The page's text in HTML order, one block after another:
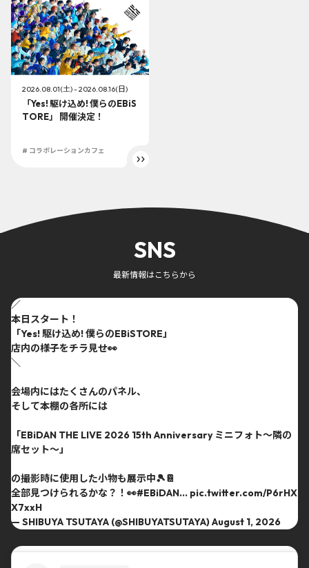
2026.08.01(土) - 2026.08.16(日)
「Yes! 駆け込め! 僕らのEBiS
TORE」 開催決定！
# コラボレーションカフェ
SNS
最新情報はこちらから
／
本日スタート！
「Yes! 駆け込め! 僕らのEBiSTORE」
店内の様子をチラ見せ👀
＼
会場内にはたくさんのパネル、
そして本棚の各所には
「EBiDAN THE LIVE 2026 15th Anniversary ミニフォト〜隣の
席セット〜」
の撮影時に使用した小物も展示中🎾📔
全部見つけられるかな？！👀#EBiDAN… pic.twitter.com/P6rHX
X7xxH
— SHIBUYA TSUTAYA (@SHIBUYATSUTAYA)August 1, 2026